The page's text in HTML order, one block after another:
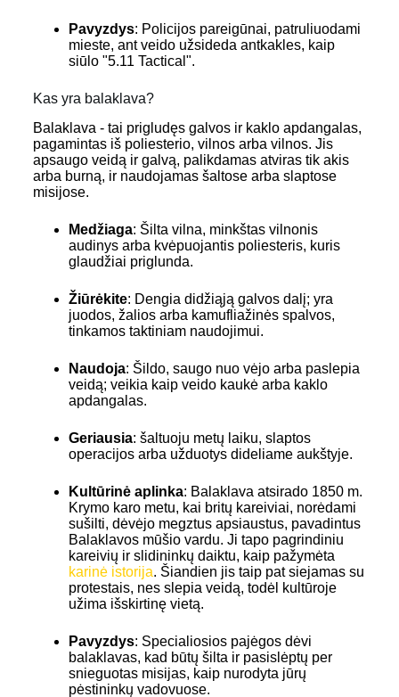
Pavyzdys: Policijos pareigūnai, patruliuodami
mieste, ant veido užsideda antkakles, kaip
siūlo "5.11 Tactical".
Kas yra balaklava?
Balaklava - tai prigludęs galvos ir kaklo apdangalas,
pagamintas iš poliesterio, vilnos arba vilnos. Jis
apsaugo veidą ir galvą, palikdamas atviras tik akis
arba burną, ir naudojamas šaltose arba slaptose
misijose.
Medžiaga: Šilta vilna, minkštas vilnonis
audinys arba kvėpuojantis poliesteris, kuris
glaudžiai priglunda.
Žiūrėkite: Dengia didžiąją galvos dalį; yra
juodos, žalios arba kamufliažinės spalvos,
tinkamos taktiniam naudojimui.
Naudoja: Šildo, saugo nuo vėjo arba paslepia
veidą; veikia kaip veido kaukė arba kaklo
apdangalas.
Geriausia: šaltuoju metų laiku, slaptos
operacijos arba užduotys dideliame aukštyje.
Kultūrinė aplinka: Balaklava atsirado 1850 m.
Krymo karo metu, kai britų kareiviai, norėdami
sušilti, dėvėjo megztus apsiaustus, pavadintus
Balaklavos mūšio vardu. Ji tapo pagrindiniu
kareivių ir slidininkų daiktu, kaip pažymėta
karinė istorija. Šiandien jis taip pat siejamas su
protestais, nes slepia veidą, todėl kultūroje
užima išskirtinę vietą.
Pavyzdys: Specialiosios pajėgos dėvi
balaklavas, kad būtų šilta ir pasislėptų per
snieguotas misijas, kaip nurodyta jūrų
pėstininkų vadovuose.